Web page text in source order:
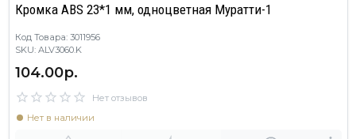
Кромка ABS 23*1 мм, одноцветная Муратти-1
Код Товара: 3011956
SKU: ALV3060.K
104.00р.
Нет отзывов
Нет в наличии